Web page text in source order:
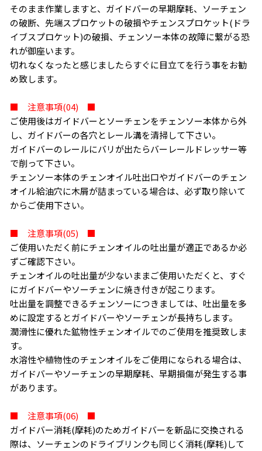
お買い物を続ける
そのまま作業しますと、ガイドバーの早期摩耗、ソーチェン
の破断、先端スプロケットの破損やチェンスプロケット(ドラ
イブスプロケット)の破損、チェンソー本体の故障に繋がる恐
れが御座います。
切れなくなったと感じましたらすぐに目立てを行う事をお勧
め致します。
■ 注意事項(04) ■
ご使用後はガイドバーとソーチェンをチェンソー本体から外
し、ガイドバーの各穴とレール溝を清掃して下さい。
ガイドバーのレールにバリが出たらバーレールドレッサー等
で削って下さい。
チェンソー本体のチェンオイル吐出口やガイドバーのチェン
オイル給油穴に木屑が詰まっている場合は、必ず取り除いて
からご使用下さい。
■ 注意事項(05) ■
ご使用いただく前にチェンオイルの吐出量が適正であるか必
ずご確認下さい。
チェンオイルの吐出量が少ないままご使用いただくと、すぐ
にガイドバーやソーチェンに焼き付きが起こります。
吐出量を調整できるチェンソーにつきましては、吐出量を多
めに設定するとガイドバーやソーチェンが長持ちします。
潤滑性に優れた鉱物性チェンオイルでのご使用を推奨致しま
す。
水溶性や植物性のチェンオイルをご使用になられる場合は、
ガイドバーやソーチェンの早期摩耗、早期損傷が発生する事
があります。
■ 注意事項(06) ■
ガイドバー消耗(摩耗)のためガイドバーを新品に交換される
際は、ソーチェンのドライブリンクも同じく消耗(摩耗)して